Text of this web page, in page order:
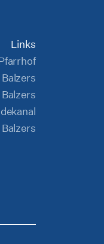
Links